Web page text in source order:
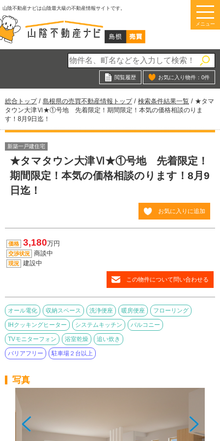
このページの本文へ
山陰不動産ナビは山陰最大級の不動産情報サイトです。
メニュー
閲覧履歴 お気に入り物件： 0件
現
在
の
位
総合トップ/ 島根県の売買不動産情報トップ/ 検索条件結果一覧 / ★タマ
タウン大津Ⅵ★①号地 先着限定！期間限定！本気の価格相談のりま
す！8月9日迄！
新築一戸建住宅
★タマタウン大津Ⅵ★①号地 先着限定！
期間限定！本気の価格相談のります！8月9
日迄！
お気に入りに追加
価格 3,180万円
交渉状況 商談中
現況 建設中
この物件について問い合わせる
オール電化 収納スペース 洗浄便座 暖房便座 フローリング
IHクッキングヒーター システムキッチン バルコニー
TVモニターフォン 浴室乾燥 追い炊き
バリアフリー 駐車場２台以上
写真